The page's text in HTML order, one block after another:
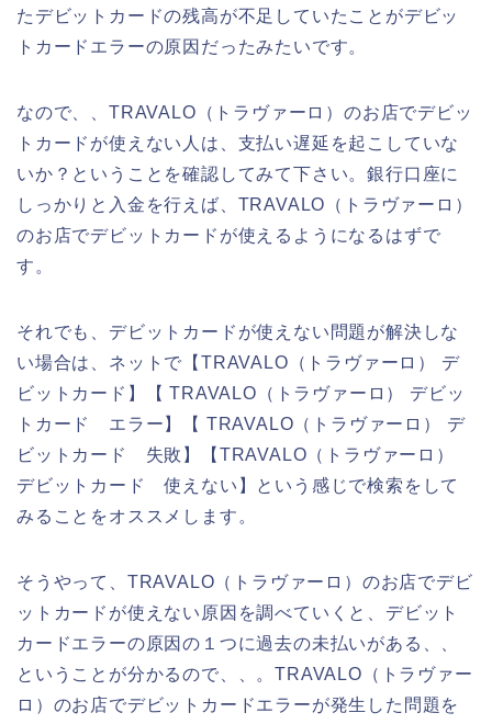
たデビットカードの残高が不足していたことがデビッ
トカードエラーの原因だったみたいです。
なので、、TRAVALO（トラヴァーロ）のお店でデビッ
トカードが使えない人は、支払い遅延を起こしていな
いか？ということを確認してみて下さい。銀行口座に
しっかりと入金を行えば、TRAVALO（トラヴァーロ）
のお店でデビットカードが使えるようになるはずで
す。
それでも、デビットカードが使えない問題が解決しな
い場合は、ネットで【TRAVALO（トラヴァーロ） デ
ビットカード】【 TRAVALO（トラヴァーロ） デビッ
トカード エラー】【 TRAVALO（トラヴァーロ） デ
ビットカード 失敗】【TRAVALO（トラヴァーロ）
デビットカード 使えない】という感じで検索をして
みることをオススメします。
そうやって、TRAVALO（トラヴァーロ）のお店でデビ
ットカードが使えない原因を調べていくと、デビット
カードエラーの原因の１つに過去の未払いがある、、
ということが分かるので、、。TRAVALO（トラヴァー
ロ）のお店でデビットカードエラーが発生した問題を